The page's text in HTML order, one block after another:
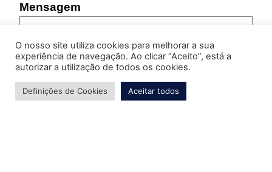
O nosso site utiliza cookies para melhorar a sua
experiência de navegação. Ao clicar “Aceito”, está a
autorizar a utilização de todos os cookies.
Definições de Cookies Aceitar todos
Mensagem
Por favor, indique as características do produto sobre